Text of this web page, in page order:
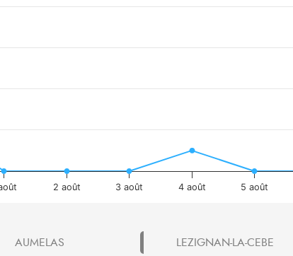
2 août 3 août 4 août 5 août
AUMELAS LEZIGNAN-LA-CEBE